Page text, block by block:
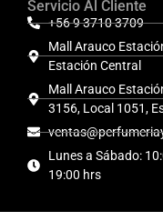
Servicio Al Cliente
+56 9 3710 3709
Mall Arauco
Estación Central
Mall Arauco
3156, Local 1051,
Lunes a Sábado:
19:00 hrs